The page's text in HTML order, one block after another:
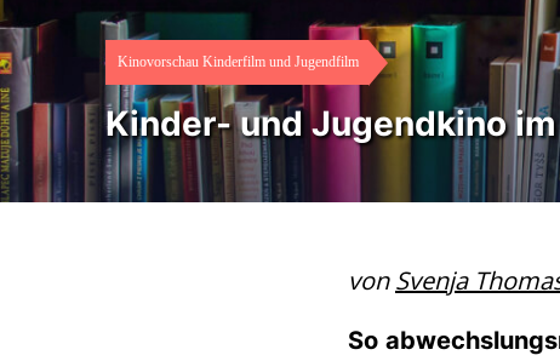
Kinovorschau Kinderfilm und Jugendfilm
Kinder- und Jugendkino
vonSvenja
So